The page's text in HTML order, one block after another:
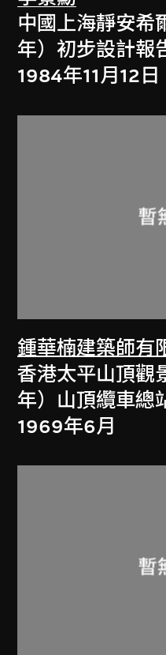
中國上海靜安希
年）初步設計報
1984年11月12日
鍾華楠建築師有
香港太平山頂觀
年）山頂纜車總
1969年6月